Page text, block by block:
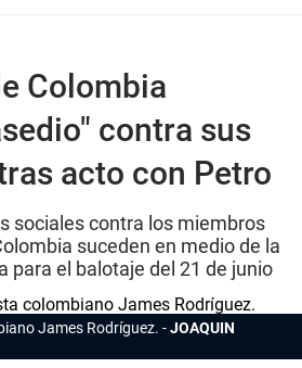
Colombia
contra sus
acto con Petro
sociales contra los miembros
suceden en medio de la
para el balotaje del 21 de junio
James Rodríguez.
JOAQUIN